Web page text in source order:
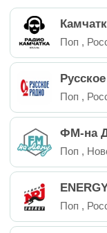
Поп ,
Русское
Поп ,
ФМ-на
Поп ,
Россия
Поп ,